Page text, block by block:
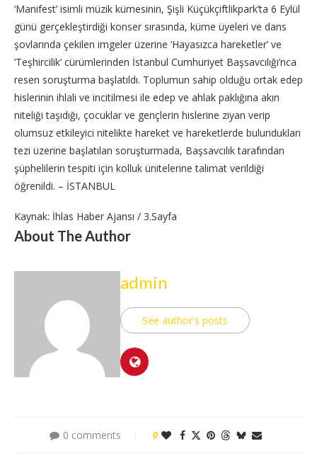
‘Manifest’ isimli müzik kümesinin, Şişli Küçükçiftlikpark’ta 6 Eylül
günü gerçekleştirdiği konser sırasında, küme üyeleri ve dans
şovlarında çekilen imgeler üzerine ‘Hayasızca hareketler’ ve
‘Teşhircilik’ cürümlerinden İstanbul Cumhuriyet Başsavcılığı’nca
resen soruşturma başlatıldı. Toplumun sahip olduğu ortak edep
hislerinin ihlali ve incitilmesi ile edep ve ahlak paklığına akın
niteliği taşıdığı, çocuklar ve gençlerin hislerine ziyan verip
olumsuz etkileyici nitelikte hareket ve hareketlerde bulundukları
tezi üzerine başlatılan soruşturmada, Başsavcılık tarafından
şüphelilerin tespiti için kolluk ünitelerine talimat verildiği
öğrenildi. – İSTANBUL
Kaynak: İhlas Haber Ajansı / 3.Sayfa
About The Author
admin
See author's posts
0 comments 0